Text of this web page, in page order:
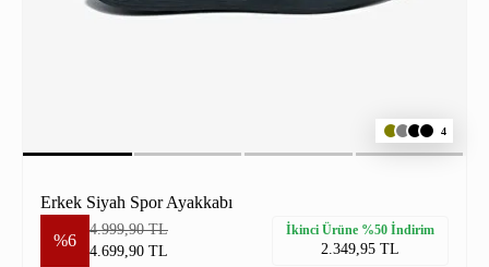
4
Erkek Siyah Spor Ayakkabı
%6
4.999,90 TL
4.699,90 TL
İkinci Ürüne %50 İndirim
2.349,95 TL